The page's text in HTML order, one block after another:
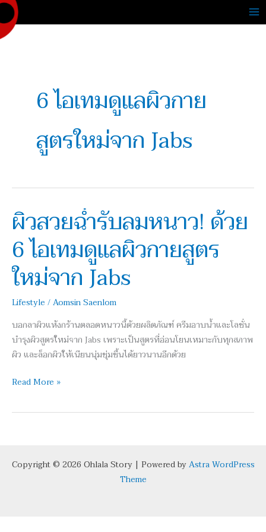
Skip
to
content
6 ไอเทมดูแลผิวกาย
สูตรใหม่จาก Jabs
ผิวสวยฉ่ำรับลมหนาว! ด้วย
6 ไอเทมดูแลผิวกายสูตร
ใหม่จาก Jabs
Lifestyle /Aomsin Saenlom
บอกลาผิวแห้งกร้านตลอดหนาวนี้ด้วยผลิตภัณฑ์ ครีมอาบน้ำและโลชั่น
บำรุงผิวสูตรใหม่จาก Jabs เพราะเป็นสูตรที่อ่อนโยนเหมาะกับทุกสภาพ
ผิว และล็อกผิวให้เนียนนุ่มชุ่มชื้นได้ยาวนานอีกด้วย
ผิว
สวย
ฉ่ำ
รับ
ลม
หนาว!
ด้วย
ไอ
เท
แล
Jabs
Read More »
Copyright © 2026 Ohlala Story | Powered byAstra WordPress
Theme